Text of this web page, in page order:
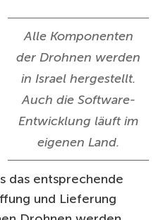
Alle Komponenten
der Drohnen werden
in Israel hergestellt.
Auch die Software-
Entwicklung läuft im
eigenen Land.
das entsprechende
und Lieferung